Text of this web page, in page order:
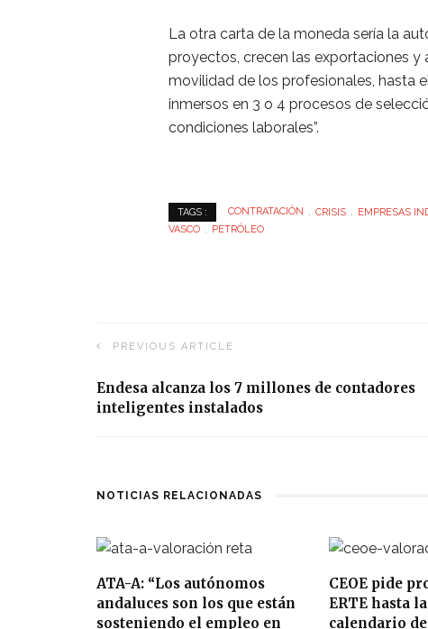
La otra carta de la moneda sería la
proyectos, crecen las exportaciones y
movilidad de los profesionales, hasta
inmersos en 3 o 4 procesos de
condiciones laborales”.
TAGS : CONTRATACIÓN CRISIS EMPRESAS
VASCO
PETRÓLEO
PREVIOUS ARTICLE
Endesa alcanza los 7 millones de contadores
inteligentes instalados
NOTICIAS RELACIONADAS
ATA-A: “Los autónomos
andaluces son los que están
sosteniendo el empleo en
CEOE pide
ERTE hasta
calendario